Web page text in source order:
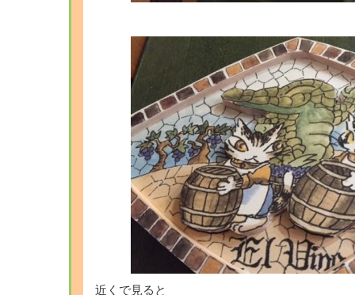
近くで見ると